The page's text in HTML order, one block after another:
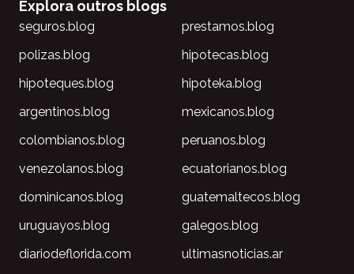
Explora outros blogs
seguros.blog
prestamos.blog
polizas.blog
hipotecas.blog
hipoteques.blog
hipoteka.blog
argentinos.blog
mexicanos.blog
colombianos.blog
peruanos.blog
venezolanos.blog
ecuatorianos.blog
dominicanos.blog
guatemaltecos.blog
uruguayos.blog
galegos.blog
diariodeflorida.com
ultimasnoticias.ar